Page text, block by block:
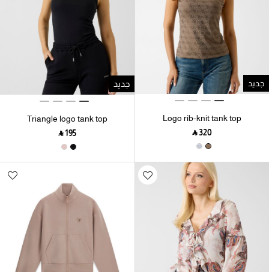
جديد
Logo rib-knit tank top
‎ ⃁ ⁦320⁩ ‎
جديد
Triangle logo tank top
‎ ⃁ ⁦195⁩ ‎